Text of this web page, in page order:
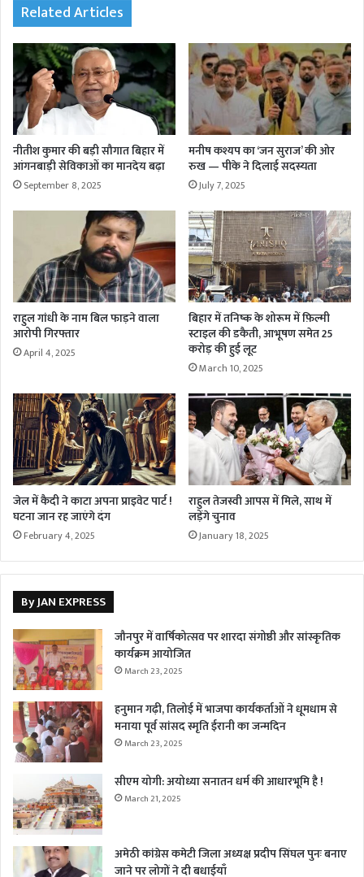
Related Articles
नीतीश कुमार की बड़ी सौगात बिहार में
आंगनबाड़ी सेविकाओं का मानदेय बढ़ा
September 8, 2025
मनीष कश्यप का ‘जन सुराज’ की ओर
रुख — पीके ने दिलाई सदस्यता
July 7, 2025
राहुल गांधी के नाम बिल फाड़ने वाला
आरोपी गिरफ्तार
April 4, 2025
बिहार में तनिष्क के शोरूम में फ़िल्मी
स्टाइल की डकैती, आभूषण समेत 25
करोड़ की हुई लूट
March 10, 2025
जेल में कैदी ने काटा अपना प्राइवेट पार्ट !
घटना जान रह जाएंगे दंग
February 4, 2025
राहुल तेजस्वी आपस में मिले, साथ में
लड़ेंगे चुनाव
January 18, 2025
By JAN EXPRESS
जौनपुर में वार्षिकोत्सव पर शारदा संगोष्ठी और सांस्कृतिक
कार्यक्रम आयोजित
March 23, 2025
हनुमान गढ़ी, तिलोई में भाजपा कार्यकर्ताओं ने धूमधाम से
मनाया पूर्व सांसद स्मृति ईरानी का जन्मदिन
March 23, 2025
सीएम योगी: अयोध्या सनातन धर्म की आधारभूमि है !
March 21, 2025
अमेठी कांग्रेस कमेटी जिला अध्यक्ष प्रदीप सिंघल पुनः बनाए
जाने पर लोगों ने दी बधाईयाँ